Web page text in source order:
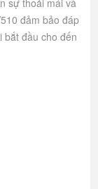
đảm bảo đáp
bắt đầu cho đến